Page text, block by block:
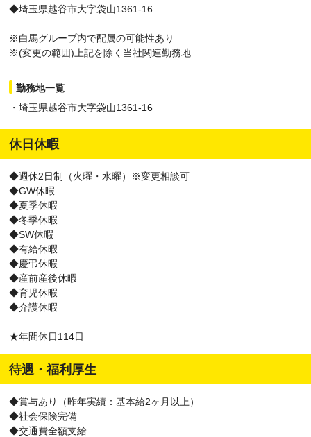
◆埼玉県越谷市大字袋山1361-16
※白馬グループ内で配属の可能性あり
※(変更の範囲)上記を除く当社関連勤務地
勤務地一覧
・埼玉県越谷市大字袋山1361-16
休日休暇
◆週休2日制（火曜・水曜）※変更相談可
◆GW休暇
◆夏季休暇
◆冬季休暇
◆SW休暇
◆有給休暇
◆慶弔休暇
◆産前産後休暇
◆育児休暇
◆介護休暇
★年間休日114日
待遇・福利厚生
◆賞与あり（昨年実績：基本給2ヶ月以上）
◆社会保険完備
◆交通費全額支給